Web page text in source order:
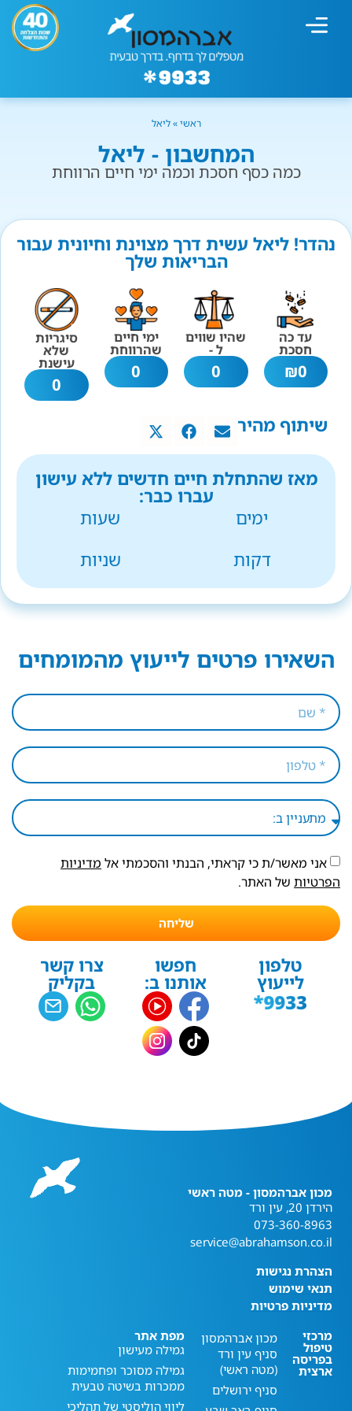
ראשי»ליאל
המחשבון - ליאל
כמה כסף חסכת וכמה ימי חיים הרווחת
נהדר! ליאל עשית דרך מצוינת וחיונית עבור
הבריאות שלך
עד כה
חסכת
0
₪
שהיו שווים
ל -
0
ימי חיים
שהרווחת
0
סיגריות
שלא
עישנת
0
שיתוף מהיר
מאז שהתחלת חיים חדשים ללא עישון
עברו כבר:
ימים
שעות
דקות
שניות
השאירו פרטים לייעוץ מהמומחים
אני מאשר/ת כי קראתי, הבנתי והסכמתי אל מדיניות
הפרטיות של האתר.
שליחה
טלפון
לייעוץ
חפשו
אותנו ב:
צרו קשר
בקליק
מכון אברהמסון - מטה ראשי
הירדן 20, עין ורד
073-360-8963
service@abrahamson.co.il
הצהרת נגישות
תנאי שימוש
מדיניות פרטיות
מרכזי
טיפול
בפריסה
ארצית
מכון אברהמסון
סניף עין ורד
(מטה ראשי)
סניף ירושלים
מפת אתר
גמילה מעישון
גמילה מסוכר ופחמימות
ממכרות בשיטה טבעית
ליווי הוליסטי של תהליכי